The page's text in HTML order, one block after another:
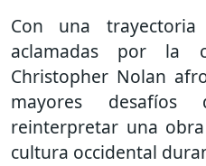
Con una
aclamadas por la
Christopher Nolan
mayores
reinterpretar una
cultura occidental